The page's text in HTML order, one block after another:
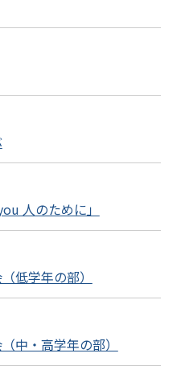
人のために」
低学年の部）
中・高学年の部）